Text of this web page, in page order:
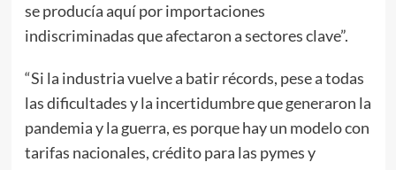
se producía aquí por importaciones
indiscriminadas que afectaron a sectores clave”.
“Si la industria vuelve a batir récords, pese a todas
las dificultades y la incertidumbre que generaron la
pandemia y la guerra, es porque hay un modelo con
tarifas nacionales, crédito para las pymes y